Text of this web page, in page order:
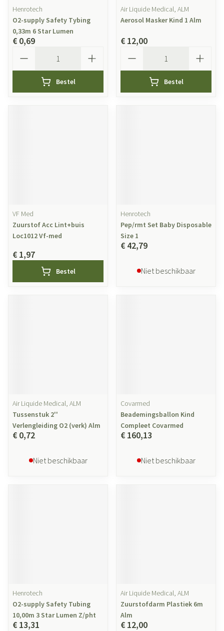
Henrotech
O2-supply Safety Tybing
0,33m 6 Star Lumen
€ 0,69
Bestel
Air Liquide Medical, ALM
Aerosol Masker Kind 1 Alm
€ 12,00
Bestel
VF Med
Zuurstof Acc Lint+buis
Loc1012 Vf-med
€ 1,97
Bestel
Henrotech
Pep/rmt Set Baby Disposable
Size 1
€ 42,79
Niet beschikbaar
Air Liquide Medical, ALM
Tussenstuk 2''
Verlengleiding O2 (verk) Alm
€ 0,72
Niet beschikbaar
Covarmed
Beademingsballon Kind
Compleet Covarmed
€ 160,13
Niet beschikbaar
Henrotech
O2-supply Safety Tubing
10,00m 3 Star Lumen Z/pht
€ 13,31
Air Liquide Medical, ALM
Zuurstofdarm Plastiek 6m
Alm
€ 12,00